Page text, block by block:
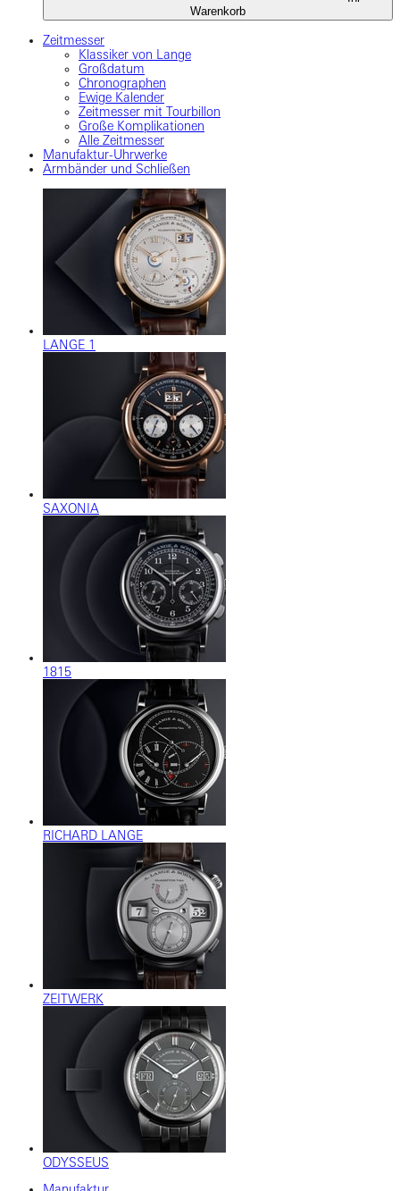
Warenkorb
Zeitmesser
Klassiker von Lange
Großdatum
Chronographen
Ewige Kalender
Zeitmesser mit Tourbillon
Große Komplikationen
Alle Zeitmesser
Manufaktur-Uhrwerke
Armbänder und Schließen
LANGE 1
SAXONIA
1815
RICHARD LANGE
ZEITWERK
ODYSSEUS